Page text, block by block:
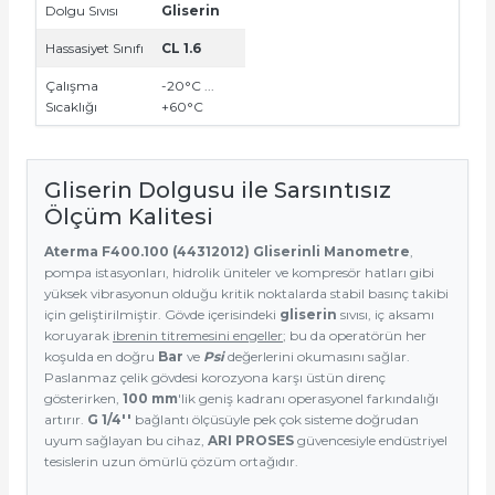
Dolgu Sıvısı Gliserin
Hassasiyet Sınıfı CL 1.6
Çalışma
Sıcaklığı
-20°C ...
+60°C
Gliserin Dolgusu ile Sarsıntısız
Ölçüm Kalitesi
Aterma F400.100 (44312012) Gliserinli Manometre,
pompa istasyonları, hidrolik üniteler ve kompresör hatları gibi
yüksek vibrasyonun olduğu kritik noktalarda stabil basınç takibi
için geliştirilmiştir. Gövde içerisindeki gliserin sıvısı, iç aksamı
koruyarak ibrenin titremesini engeller; bu da operatörün her
koşulda en doğru Bar ve Psideğerlerini okumasını sağlar.
Paslanmaz çelik gövdesi korozyona karşı üstün direnç
gösterirken, 100 mm'lik geniş kadranı operasyonel farkındalığı
artırır. G 1/4'' bağlantı ölçüsüyle pek çok sisteme doğrudan
uyum sağlayan bu cihaz, ARI PROSES güvencesiyle endüstriyel
tesislerin uzun ömürlü çözüm ortağıdır.